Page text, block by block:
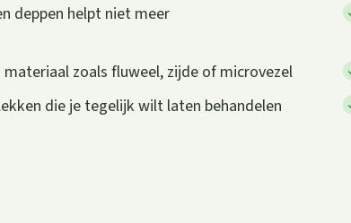
deppen helpt niet meer
materiaal zoals fluweel, zijde of microvezel
die je tegelijk wilt laten behandelen